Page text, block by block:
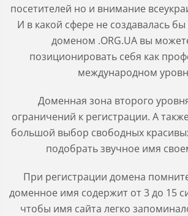
посетителей но и внимание
И в какой сфере не создавалась
доменом .ORG.UA вы
позиционировать себя как
международном
Доменная зона второго
ограничений к регистрации. А
большой выбор свободных
подобрать звучное имя
При регистрации домена
доменное имя содержит от 3 до 15
чтобы имя сайта легко